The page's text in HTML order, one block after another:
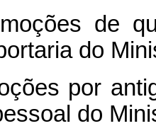
de
do
por
do